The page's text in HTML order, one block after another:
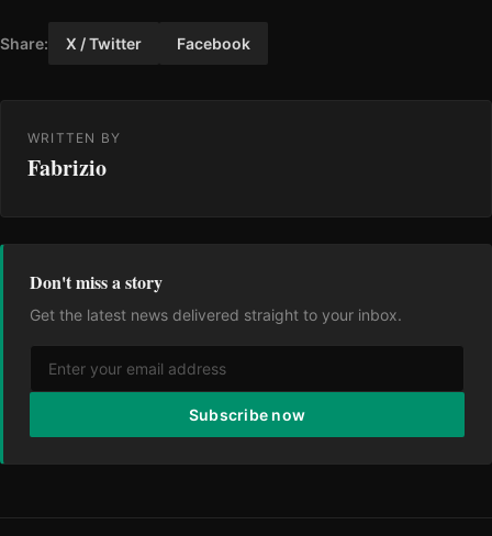
Share: X / Twitter Facebook
WRITTEN BY
Fabrizio
Don't miss a story
Get the latest news delivered straight to your inbox.
Subscribe now